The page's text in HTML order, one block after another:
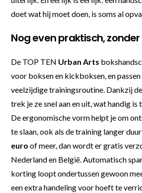
doet wat hij moet doen, is soms al
Nog even praktisch,
De TOP TEN Urban Arts
voor boksen en kickboksen, en passen
veelzijdige trainingsroutine. Dankzij
trek je ze snel aan en uit, wat handig is
De ergonomische vorm helpt je om
te slaan, ook als de training langer
euro of meer, dan wordt er gratis
Nederland en België. Automatisch
korting loopt ondertussen gewoon
een extra handeling voor hoeft te